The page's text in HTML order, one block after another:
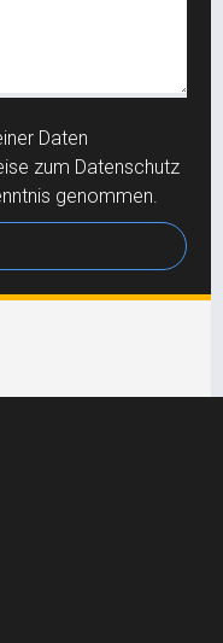
Daten
zum Datenschutz
genommen.